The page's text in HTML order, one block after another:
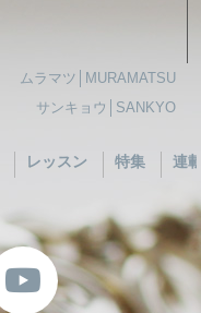
ムラマツ│MURAMATSU
サンキョウ│SANKYO
レッスン 特集 連